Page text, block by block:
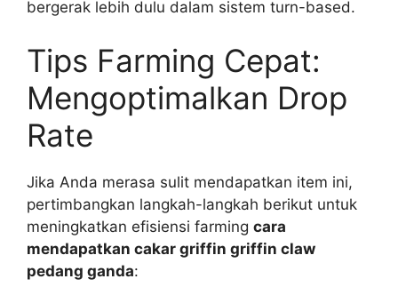
bergerak lebih dulu dalam sistem turn-based.
Tips Farming Cepat:
Mengoptimalkan Drop
Rate
Jika Anda merasa sulit mendapatkan item ini,
pertimbangkan langkah-langkah berikut untuk
meningkatkan efisiensi farming cara
mendapatkan cakar griffin griffin claw
pedang ganda: